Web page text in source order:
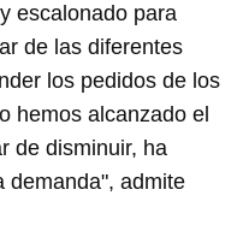
escalonado para
de las diferentes
los pedidos de los
hemos alcanzado el
de disminuir, ha
demanda", admite